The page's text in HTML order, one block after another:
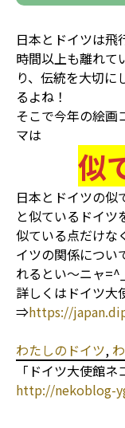
日本とドイツは飛
時間以上も離れて
り、伝統を大切に
るよね！
そこで今年の絵画
マは
似
日本とドイツの似
と似ているドイツ
似ている点だけな
イツの関係につい
れるとい～ニャ
詳しくはドイツ大
⇒https://
わたしのドイツ,
「ドイツ大使館
http://nekoblog-